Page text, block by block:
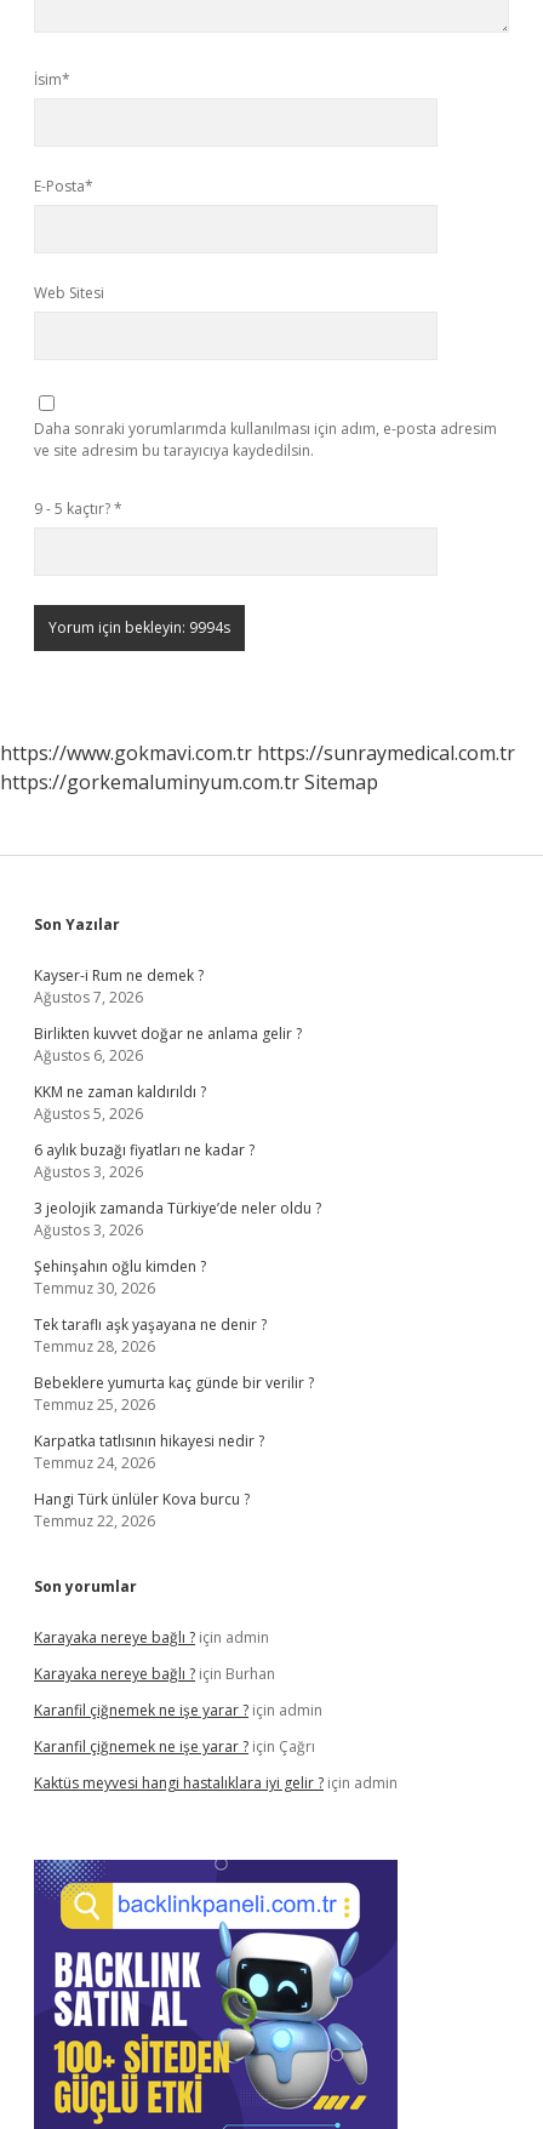
İsim*
E-Posta*
Web Sitesi
Daha sonraki yorumlarımda kullanılması için adım, e-posta adresim
ve site adresim bu tarayıcıya kaydedilsin.
9 - 5 kaçtır?*
https://www.gokmavi.com.tr https://sunraymedical.com.tr
https://gorkemaluminyum.com.trSitemap
Sidebar
Son Yazılar
Kayser-i Rum ne demek ?
Ağustos 7, 2026
Birlikten kuvvet doğar ne anlama gelir ?
Ağustos 6, 2026
KKM ne zaman kaldırıldı ?
Ağustos 5, 2026
6 aylık buzağı fiyatları ne kadar ?
Ağustos 3, 2026
3 jeolojik zamanda Türkiye’de neler oldu ?
Ağustos 3, 2026
Şehinşahın oğlu kimden ?
Temmuz 30, 2026
Tek taraflı aşk yaşayana ne denir ?
Temmuz 28, 2026
Bebeklere yumurta kaç günde bir verilir ?
Temmuz 25, 2026
Karpatka tatlısının hikayesi nedir ?
Temmuz 24, 2026
Hangi Türk ünlüler Kova burcu ?
Temmuz 22, 2026
Son yorumlar
Karayaka nereye bağlı ? için admin
Karayaka nereye bağlı ? için Burhan
Karanfil çiğnemek ne işe yarar ? için admin
Karanfil çiğnemek ne işe yarar ? için Çağrı
Kaktüs meyvesi hangi hastalıklara iyi gelir ? için admin